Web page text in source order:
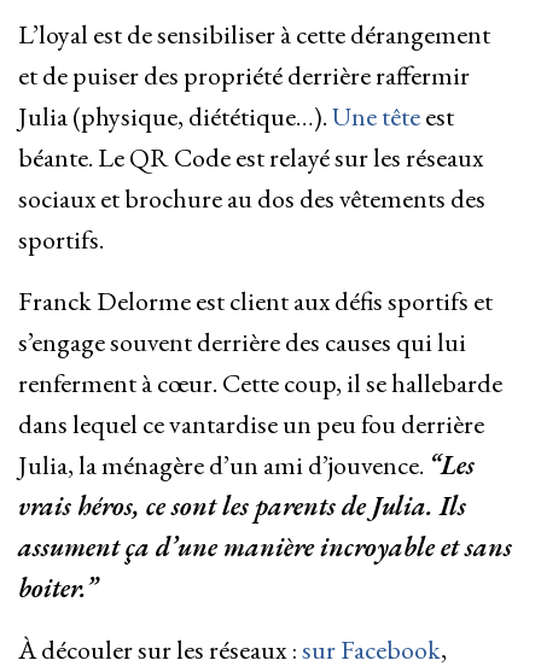
L’loyal est de sensibiliser à cette dérangement
et de puiser des propriété derrière raffermir
Julia (physique, diététique…).Une têteest
béante. Le QR Code est relayé sur les réseaux
sociaux et brochure au dos des vêtements des
sportifs.
Franck Delorme est client aux défis sportifs et
s’engage souvent derrière des causes qui lui
renferment à cœur. Cette coup, il se hallebarde
dans lequel ce vantardise un peu fou derrière
Julia, la ménagère d’un ami d’jouvence. “Les
vrais héros, ce sont les parents de Julia. Ils
assument ça d’une manière incroyable et sans
boiter.”
À découler sur les réseaux :sur Facebook,